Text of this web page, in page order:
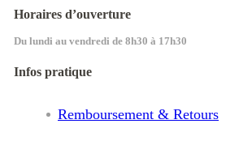
Horaires d’ouverture
Du lundi au vendredi de 8h30 à 17h30
Infos pratique
Remboursement & Retours